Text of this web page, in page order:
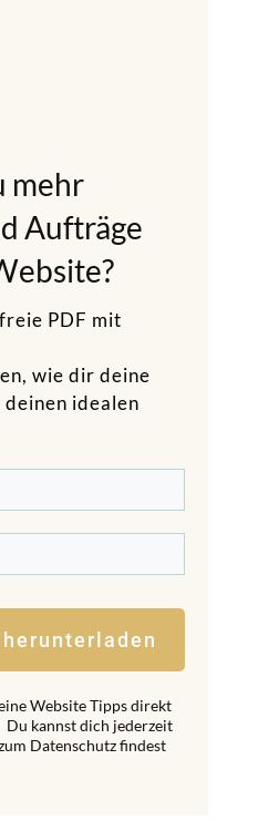
mehr
Aufträge
PDF mit
wie dir deine
idealen
Website Tipps direkt
kannst dich jederzeit
Datenschutz findest